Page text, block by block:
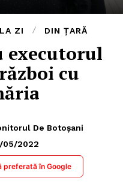
LA ZI DIN ȚARĂ
executorul
cu
De Botoșani
05/2022
preferată în Google